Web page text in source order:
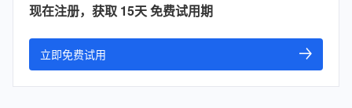
现在注册，获取 15天 免费试用期
立即免费试用